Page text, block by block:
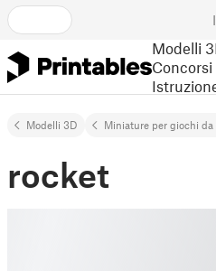
Modelli
Concorsi
Modelli 3D Miniature per giochi da
rocket